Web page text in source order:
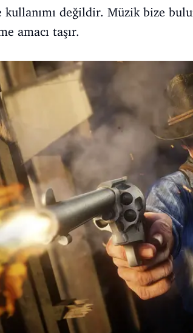
kullanımı değildir. Müzik bize
amacı taşır.